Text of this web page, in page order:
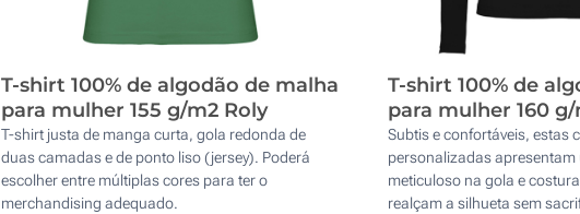
T-shirt 100% de algodão de malha
para mulher 155 g/m2 Roly
T-shirt justa de manga curta, gola redonda de
duas camadas e de ponto liso (jersey). Poderá
escolher entre múltiplas cores para ter o
merchandising adequado.
T-shirt 100% de
para mulher 160 g/
Subtis e confortáveis, estas
personalizadas
meticuloso na gola e
realçam a silhueta sem